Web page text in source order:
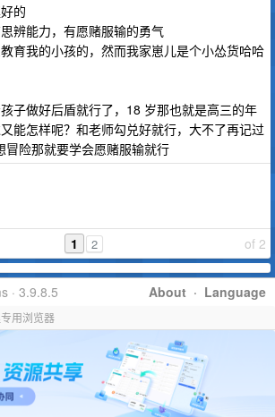
的
辨能力，有愿赌服输的勇气
育我的小孩的，然而我家崽儿是个小怂货哈哈
子做好后盾就行了，18 岁那也就是高三的年
能怎样呢？和老师勾兑好就行，大不了再记过
冒险那就要学会愿赌服输就行
of 2
1 2
About · Language
· 3.9.8.5
用浏览器